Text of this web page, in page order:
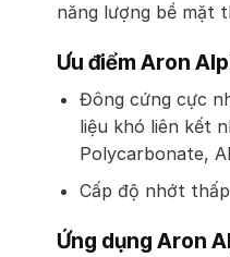
năng lượng bề mặt
Ưu điểm Aron
Đông cứng cực
liệu khó liên kết
Polycarbonate,
Cấp độ nhớt
Ứng dụng Aron